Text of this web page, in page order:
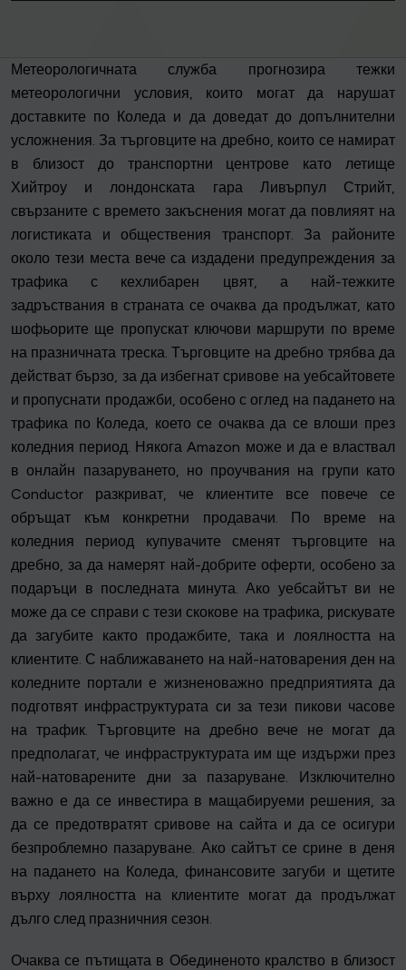
Метеорологичната служба прогнозира тежки
метеорологични условия, които могат да нарушат
доставките по Коледа и да доведат до допълнителни
усложнения. За търговците на дребно, които се намират
в близост до транспортни центрове като летище
Хийтроу и лондонската гара Ливърпул Стрийт,
свързаните с времето закъснения могат да повлияят на
логистиката и обществения транспорт. За районите
около тези места вече са издадени предупреждения за
трафика с кехлибарен цвят, а най-тежките
задръствания в страната се очаква да продължат, като
шофьорите ще пропускат ключови маршрути по време
на празничната треска. Търговците на дребно трябва да
действат бързо, за да избегнат сривове на уебсайтовете
и пропуснати продажби, особено с оглед на падането на
трафика по Коледа, което се очаква да се влоши през
коледния период. Някога Amazon може и да е властвал
в онлайн пазаруването, но проучвания на групи като
Conductor разкриват, че клиентите все повече се
обръщат към конкретни продавачи. По време на
коледния период купувачите сменят търговците на
дребно, за да намерят най-добрите оферти, особено за
подаръци в последната минута. Ако уебсайтът ви не
може да се справи с тези скокове на трафика, рискувате
да загубите както продажбите, така и лоялността на
клиентите. С наближаването на най-натоварения ден на
коледните портали е жизненоважно предприятията да
подготвят инфраструктурата си за тези пикови часове
на трафик. Търговците на дребно вече не могат да
предполагат, че инфраструктурата им ще издържи през
най-натоварените дни за пазаруване. Изключително
важно е да се инвестира в мащабируеми решения, за
да се предотвратят сривове на сайта и да се осигури
безпроблемно пазаруване. Ако сайтът се срине в деня
на падането на Коледа, финансовите загуби и щетите
върху лоялността на клиентите могат да продължат
дълго след празничния сезон.
Очаква се пътищата в Обединеното кралство в близост